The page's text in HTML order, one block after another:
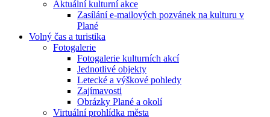
Aktuální kulturní akce
Zasílání e-mailových pozvánek na kulturu v
Plané
Volný čas a turistika
Fotogalerie
Fotogalerie kulturních akcí
Jednotlivé objekty
Letecké a výškové pohledy
Zajímavosti
Obrázky Plané a okolí
Virtuální prohlídka města